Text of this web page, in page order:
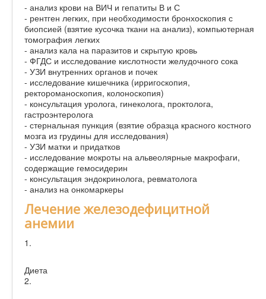
- анализ крови на ВИЧ и гепатиты В и С
- рентген легких, при необходимости бронхоскопия с
биопсией (взятие кусочка ткани на анализ), компьютерная
томография легких
- анализ кала на паразитов и скрытую кровь
- ФГДС и исследование кислотности желудочного сока
- УЗИ внутренних органов и почек
- исследование кишечника (ирригоскопия,
ректороманоскопия, колоноскопия)
- консультация уролога, гинеколога, проктолога,
гастроэнтеролога
- стернальная пункция (взятие образца красного костного
мозга из грудины для исследования)
- УЗИ матки и придатков
- исследование мокроты на альвеолярные макрофаги,
содержащие гемосидерин
- консультация эндокринолога, ревматолога
- анализ на онкомаркеры
Лечение железодефицитной
анемии
1.
Диета
2.